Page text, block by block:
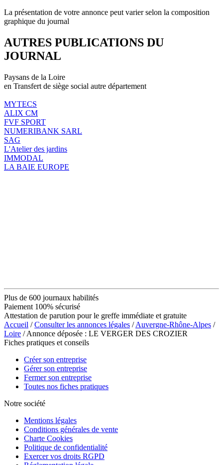
La présentation de votre annonce peut varier selon la composition
graphique du journal
AUTRES PUBLICATIONS DU
JOURNAL
Paysans de la Loire
en Transfert de siège social autre département
MYTECS
ALIX CM
FVF SPORT
NUMERIBANK SARL
SAG
L'Atelier des jardins
IMMODAL
LA BAIE EUROPE
Plus de 600 journaux habilités
Paiement 100% sécurisé
Attestation de parution pour le greffe immédiate et gratuite
Accueil /Consulter les annonces légales /Auvergne-Rhône-Alpes /
Loire / Annonce déposée : LE VERGER DES CROZIER
Fiches pratiques et conseils
Créer son entreprise
Gérer son entreprise
Fermer son entreprise
Toutes nos fiches pratiques
Notre société
Mentions légales
Conditions générales de vente
Charte Cookies
Politique de confidentialité
Exercer vos droits RGPD